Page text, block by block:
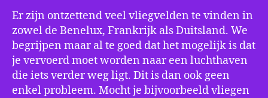
Er zijn ontzettend veel vliegvelden te vinden in
zowel de Benelux, Frankrijk als Duitsland. We
begrijpen maar al te goed dat het mogelijk is dat
je vervoerd moet worden naar een luchthaven
die iets verder weg ligt. Dit is dan ook geen
enkel probleem. Mocht je bijvoorbeeld vliegen